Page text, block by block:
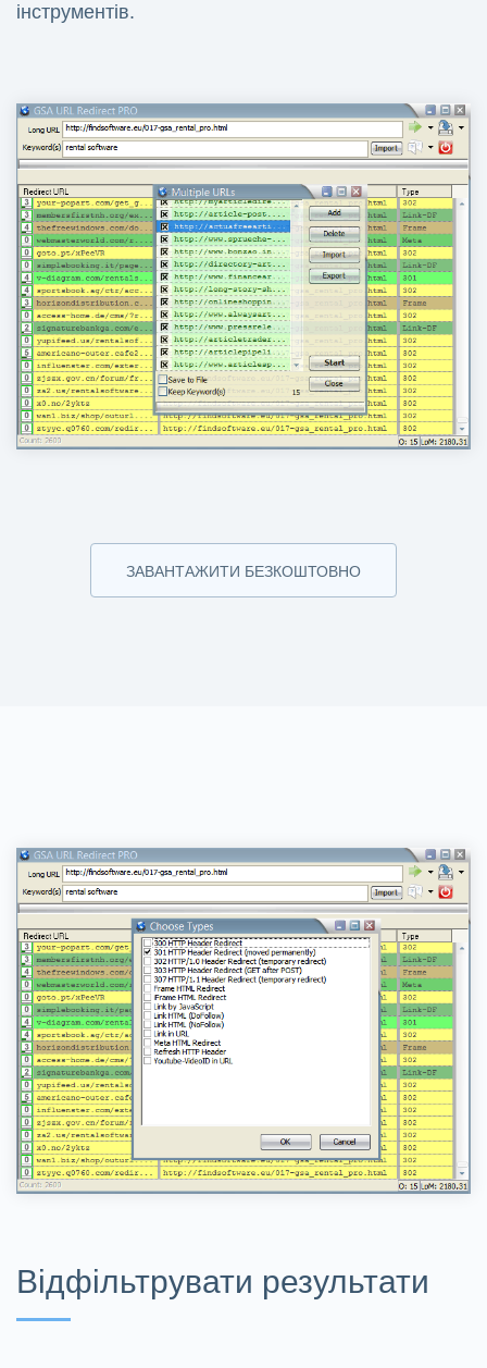
інструментів.
ЗАВАНТАЖИТИ БЕЗКОШТОВНО
Відфільтрувати результати